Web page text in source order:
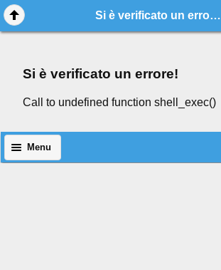
Si è verificato un errore!
Si è verificato un errore!
Call to undefined function shell_exec()
Menu